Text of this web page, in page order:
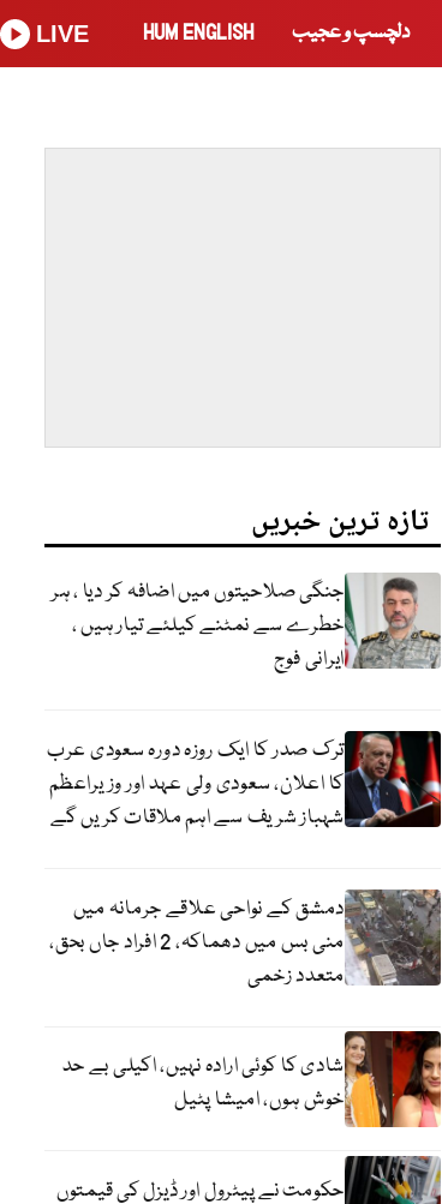
دلچسپ و عجیب HUM ENGLISH
LIVE
تازہ ترین خبریں
جنگی صلاحیتوں میں اضافہ کر دیا ، ہر
خطرے سے نمٹنے کیلئے تیار ہیں ،
ایرانی فوج
ترک صدر کا ایک روزہ دورہ سعودی عرب
کا اعلان، سعودی ولی عہد اور وزیراعظم
شہباز شریف سے اہم ملاقات کریں گے
دمشق کے نواحی علاقے جرمانہ میں
منی بس میں دھماکہ، 2 افراد جاں بحق،
متعدد زخمی
شادی کا کوئی ارادہ نہیں، اکیلی بے حد
خوش ہوں، امیشا پٹیل
حکومت نے پیٹرول اور ڈیزل کی قیمتوں